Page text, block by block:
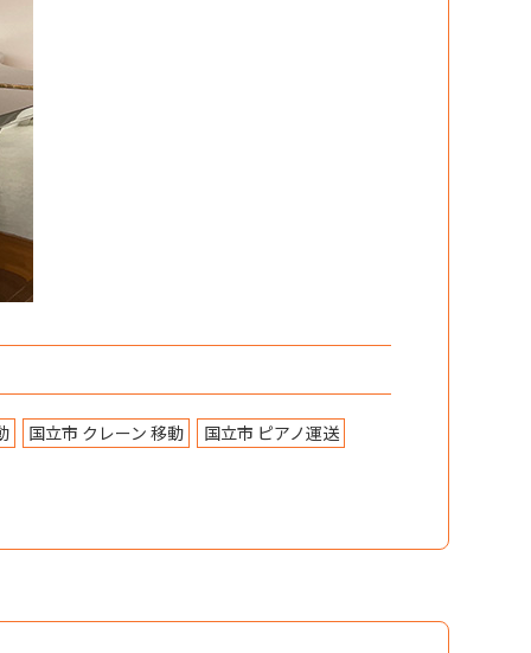
国立市 クレーン 移動 国立市 ピアノ運送